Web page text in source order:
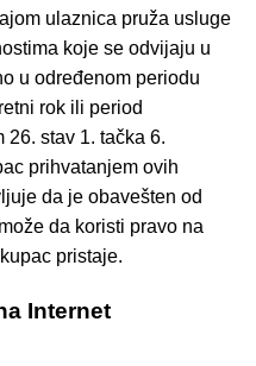
ulaznica pruža usluge
koje se odvijaju u
u određenom periodu
rok ili period
26. stav 1. tačka 6.
prihvatanjem ovih
da je obavešten od
da koristi pravo na
pristaje.
Internet